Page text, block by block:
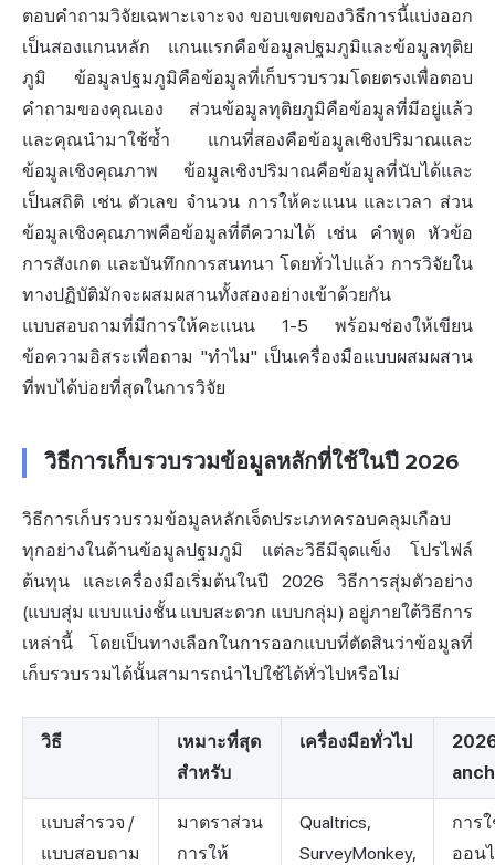
ตอบคำถามวิจัยเฉพาะเจาะจง ขอบเขตของวิธีการนี้แบ่งออก
เป็นสองแกนหลัก แกนแรกคือข้อมูลปฐมภูมิและข้อมูลทุติย
ภูมิ ข้อมูลปฐมภูมิคือข้อมูลที่เก็บรวบรวมโดยตรงเพื่อตอบ
คำถามของคุณเอง ส่วนข้อมูลทุติยภูมิคือข้อมูลที่มีอยู่แล้ว
และคุณนำมาใช้ซ้ำ แกนที่สองคือข้อมูลเชิงปริมาณและ
ข้อมูลเชิงคุณภาพ ข้อมูลเชิงปริมาณคือข้อมูลที่นับได้และ
เป็นสถิติ เช่น ตัวเลข จำนวน การให้คะแนน และเวลา ส่วน
ข้อมูลเชิงคุณภาพคือข้อมูลที่ตีความได้ เช่น คำพูด หัวข้อ
การสังเกต และบันทึกการสนทนา โดยทั่วไปแล้ว การวิจัยใน
ทางปฏิบัติมักจะผสมผสานทั้งสองอย่างเข้าด้วยกัน
แบบสอบถามที่มีการให้คะแนน 1-5 พร้อมช่องให้เขียน
ข้อความอิสระเพื่อถาม "ทำไม" เป็นเครื่องมือแบบผสมผสาน
ที่พบได้บ่อยที่สุดในการวิจัย
วิธีการเก็บรวบรวมข้อมูลหลักที่ใช้ในปี 2026
วิธีการเก็บรวบรวมข้อมูลหลักเจ็ดประเภทครอบคลุมเกือบ
ทุกอย่างในด้านข้อมูลปฐมภูมิ แต่ละวิธีมีจุดแข็ง โปรไฟล์
ต้นทุน และเครื่องมือเริ่มต้นในปี 2026 วิธีการสุ่มตัวอย่าง
(แบบสุ่ม แบบแบ่งชั้น แบบสะดวก แบบกลุ่ม) อยู่ภายใต้วิธีการ
เหล่านี้ โดยเป็นทางเลือกในการออกแบบที่ตัดสินว่าข้อมูลที่
เก็บรวบรวมได้นั้นสามารถนำไปใช้ได้ทั่วไปหรือไม่
วิธี
เหมาะที่สุด
สำหรับ
เครื่องมือทั่วไป
แบบสำรวจ /
แบบสอบถาม
มาตราส่วน
การให้
Qualtrics,
SurveyMonkey,
การ
ออน